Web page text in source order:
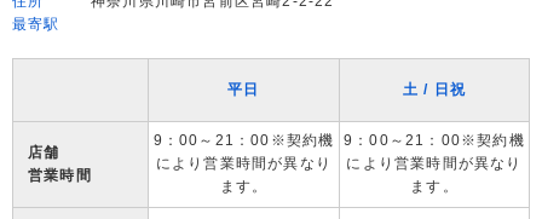
最寄駅
平日 土 / 日祝
店舗
営業時間
9：00～21：00※契約機
により営業時間が異なり
ます。
9：00～21：00※契約機
により営業時間が異なり
ます。